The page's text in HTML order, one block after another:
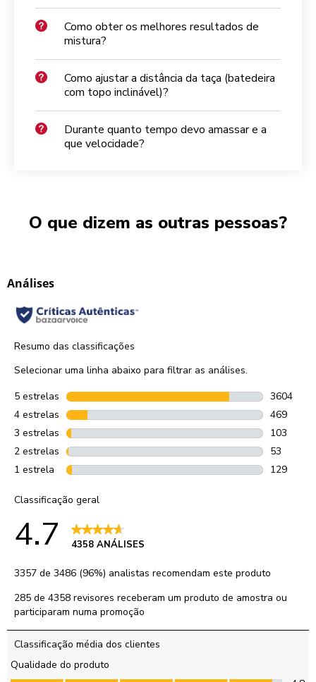
Como obter os melhores resultados de
mistura?
Como ajustar a distância da taça (batedeira
com topo inclinável)?
Durante quanto tempo devo amassar e a
que velocidade?
O que dizem as outras pessoas?